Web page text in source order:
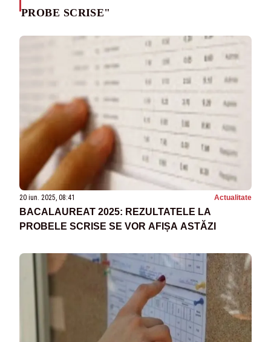
PROBE SCRISE"
20 iun. 2025, 08:41 Actualitate
BACALAUREAT 2025: REZULTATELE LA
PROBELE SCRISE SE VOR AFIȘA ASTĂZI